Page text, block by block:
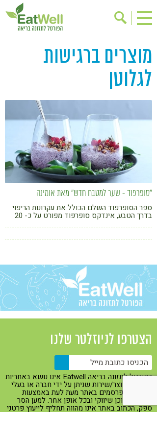
הרשמה לניוזלטר
אודות
בישול בריא
ריפוי ומניעת מחלות
מתכוני בריאות
אירועים
שינוי תזונתי
גישות בתזונה
דיאטה
ניקוי רעלים
מזונות על
תזונה וספורט
הפרעות קשב & ריכוז
אכילה רגשית
רגישות לגלוטן
טעים להכיר
קורונה
טבעונות
מוצרים ברגישות
לגלוטן
"סופרפוד - שער למטבח חדש" מאת אומינה
ספר הסופרפוד השלם הכולל את עקרונות הריפוי
בדרך הטבע, אינדקס סופרפוד מפורט על כ- 20
גורמה. כשמאמצים את בשורת הסופרפוד, מגלים
שהאוכל יכול לענג ולרפא אותנו גם יחד
הצטרפו לניוזלטר שלנו
הפורטל לתזונה בריאה Eatwell אינו נושא באחריות
כלשהי למוצר/שירות שניתן על ידי חברה או בעלי
מקצוע המפרסמים באתר מעת לעת באמצעות
באנרים, תוכן שיווקי ובכל אופן אחר. למען הסר
ספק, הכתוב באתר אינו מהווה תחליף לייעוץ פרטני
עם איש מקצוע מוסמך מהתחום.